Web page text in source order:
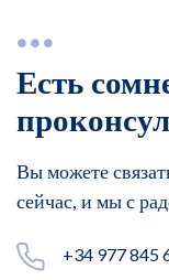
Есть
Вы можете
сейчас, и мы с
+34 977 845